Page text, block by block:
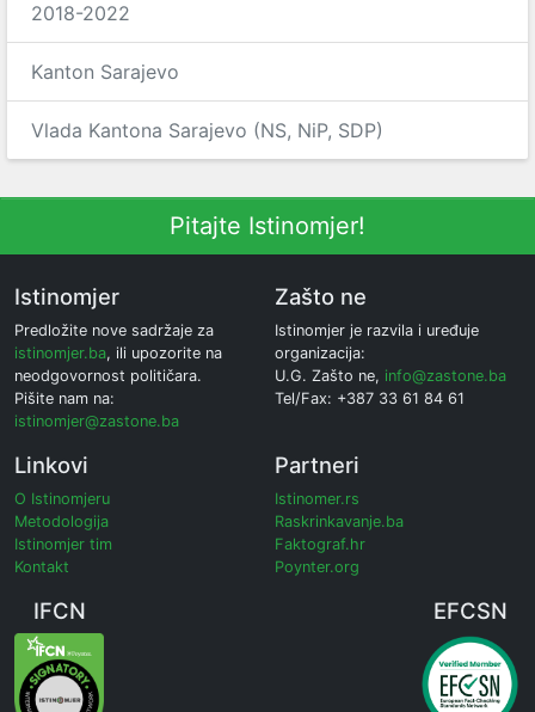
2018-2022
Kanton Sarajevo
Vlada Kantona Sarajevo (NS, NiP, SDP)
Pitajte Istinomjer!
Istinomjer
Predložite nove sadržaje za
istinomjer.ba, ili upozorite na
neodgovornost političara.
Pišite nam na:
istinomjer@zastone.ba
Zašto ne
Istinomjer je razvila i uređuje
organizacija:
U.G. Zašto ne, info@zastone.ba
Tel/Fax: +387 33 61 84 61
Linkovi
O Istinomjeru
Metodologija
Istinomjer tim
Kontakt
Partneri
Istinomer.rs
Raskrinkavanje.ba
Faktograf.hr
Poynter.org
IFCN EFCSN